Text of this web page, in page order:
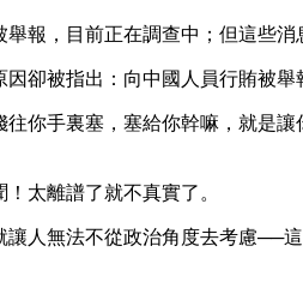
報，目前正在調查中；但這些消
卻被指出：向中國人員行賄被舉
你手裏塞，塞給你幹嘛，就是
太離譜了就不真實了。
人無法不從政治角度去考慮──